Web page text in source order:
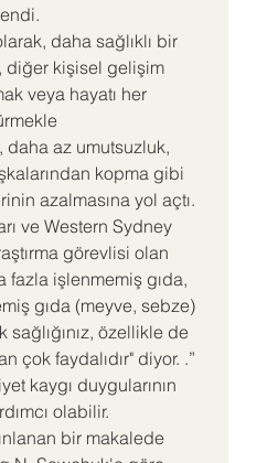
daha sağlıklı bir
diğer kişisel gelişim
veya hayatı her
daha az umutsuzluk,
kopma gibi
azalmasına yol açtı.
ve Western Sydney
görevlisi olan
fazla işlenmemiş gıda,
gıda (meyve, sebze)
özellikle de
çok faydalıdır" diyor. .”
kaygı duygularının
olabilir.
bir makalede